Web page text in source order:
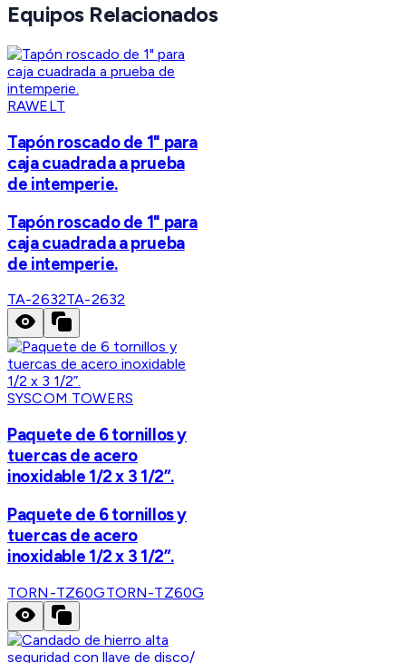
Equipos Relacionados
RAWELT
Tapón roscado de 1" para
caja cuadrada a prueba
de intemperie.
Tapón roscado de 1" para
caja cuadrada a prueba
de intemperie.
TA-2632TA-2632
SYSCOM TOWERS
Paquete de 6 tornillos y
tuercas de acero
inoxidable 1/2 x 3 1/2”.
Paquete de 6 tornillos y
tuercas de acero
inoxidable 1/2 x 3 1/2”.
TORN-TZ60GTORN-TZ60G